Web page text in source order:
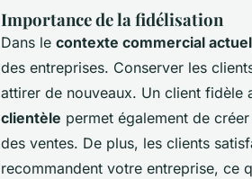
Importance de la fidélisation
Dans le contexte commercial actuel
des entreprises. Conserver les
attirer de nouveaux. Un client fidèle
clientèle permet également de
des ventes. De plus, les clients
recommandent votre entreprise, ce